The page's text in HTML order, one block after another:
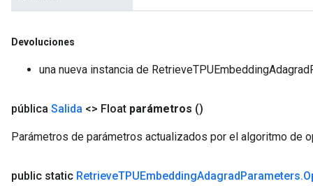
Devoluciones
una nueva instancia de
pública Salida <> Float parámetros ()
Parámetros de parámetros actualizados por el algoritmo de
public static RetrieveTPUEmbeddingAdagradParameters.